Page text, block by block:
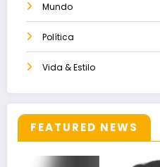
Mundo
Política
Vida & Estilo
FEATURED NEWS